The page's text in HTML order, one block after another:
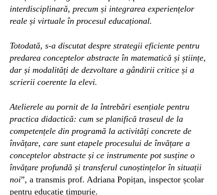
interdisciplinară, precum și integrarea experiențelor
reale și virtuale în procesul educațional.
Totodată, s-a discutat despre strategii eficiente pentru
predarea conceptelor abstracte în matematică și științe,
dar și modalități de dezvoltare a gândirii critice și a
scrierii coerente la elevi.
Atelierele au pornit de la întrebări esențiale pentru
practica didactică: cum se planifică traseul de la
competențele din programă la activități concrete de
învățare, care sunt etapele procesului de învățare a
conceptelor abstracte și ce instrumente pot susține o
învățare profundă și transferul cunoștințelor în situații
noi”, a transmis prof. Adriana Popițan, inspector școlar
pentru educație timpurie.